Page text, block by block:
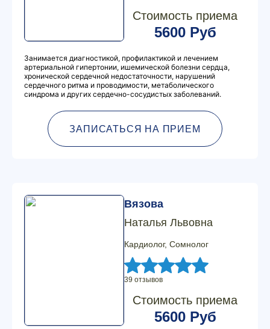
Стоимость приема
5600 Руб
Занимается диагностикой, профилактикой и лечением
артериальной гипертонии, ишемической болезни сердца,
хронической сердечной недостаточности, нарушений
сердечного ритма и проводимости, метаболического
синдрома и других сердечно-сосудистых заболеваний.
ЗАПИСАТЬСЯ НА ПРИЕМ
Вязова
Наталья Львовна
Кардиолог, Сомнолог
39 отзывов
Стоимость приема
5600 Руб